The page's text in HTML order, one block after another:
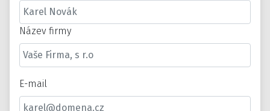
Název firmy
E-mail